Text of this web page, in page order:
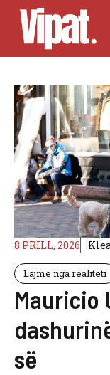
Skip
content
8 PRILL, 2026
Lajme nga realiteti
Mauricio
së